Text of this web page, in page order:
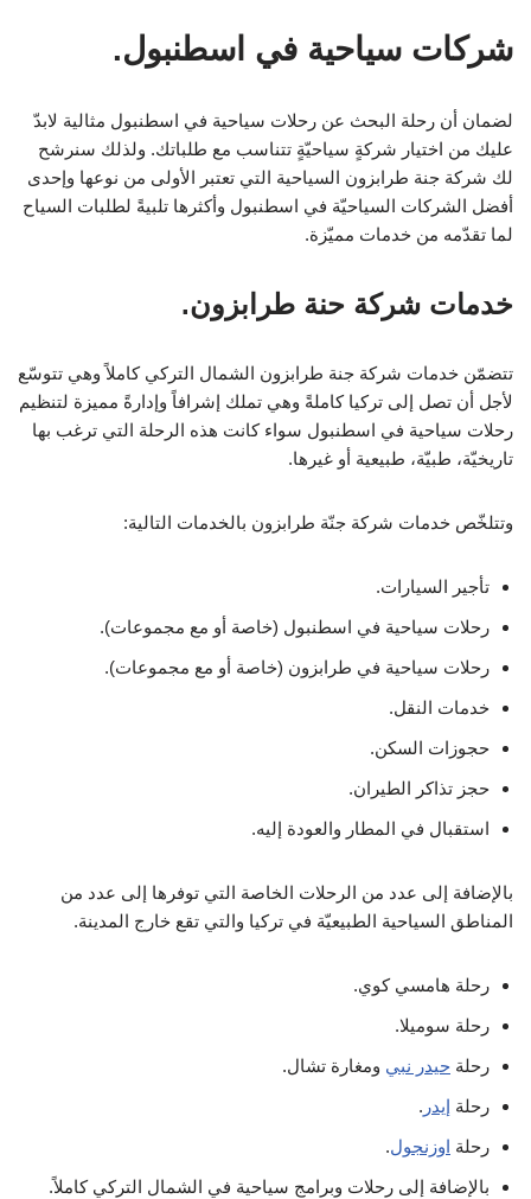
شركات سياحية في اسطنبول.
لضمان أن رحلة البحث عن رحلات سياحية في اسطنبول مثالية لابدّ
عليك من اختيار شركةٍ سياحيّةٍ تتناسب مع طلباتك. ولذلك سنرشح
لك شركة جنة طرابزون السياحية التي تعتبر الأولى من نوعها وإحدى
أفضل الشركات السياحيّة في اسطنبول وأكثرها تلبيةً لطلبات السياح
لما تقدّمه من خدمات مميّزة.
خدمات شركة حنة طرابزون.
تتضمّن خدمات شركة جنة طرابزون الشمال التركي كاملاً وهي تتوسّع
لأجل أن تصل إلى تركيا كاملةً وهي تملك إشرافاً وإدارةً مميزة لتنظيم
رحلات سياحية في اسطنبول سواء كانت هذه الرحلة التي ترغب بها
تاريخيّة، طبيّة، طبيعية أو غيرها.
وتتلخّص خدمات شركة جنّة طرابزون بالخدمات التالية:
تأجير السيارات.
رحلات سياحية في اسطنبول (خاصة أو مع مجموعات).
رحلات سياحية في طرابزون (خاصة أو مع مجموعات).
خدمات النقل.
حجوزات السكن.
حجز تذاكر الطيران.
استقبال في المطار والعودة إليه.
بالإضافة إلى عدد من الرحلات الخاصة التي توفرها إلى عدد من
المناطق السياحية الطبيعيّة في تركيا والتي تقع خارج المدينة.
رحلة هامسي كوي.
رحلة سوميلا.
رحلة حيدر نبي ومغارة تشال.
رحلة إيدر .
رحلة اوزنجول.
بالإضافة إلى رحلات وبرامج سياحية في الشمال التركي كاملاً.